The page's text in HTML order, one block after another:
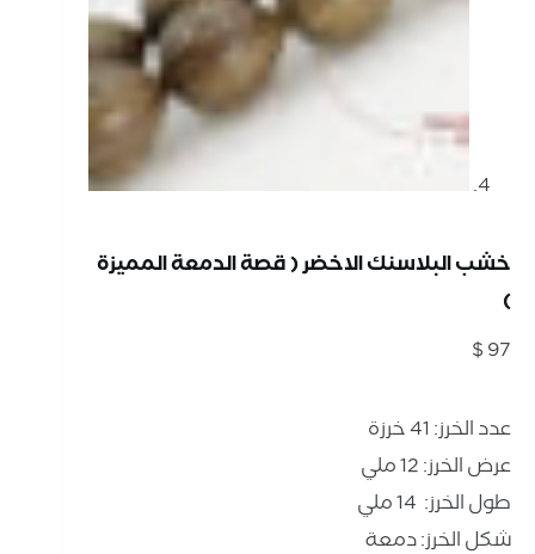
خشب البلاسنك الاخضر ( قصة الدمعة المميزة
)
$97
عدد الخرز: 41 خرزة
عرض الخرز: 12 ملي
طول الخرز: 14 ملي
شكل الخرز: دمعة